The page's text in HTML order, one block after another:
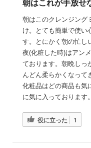
朝はこれが手放せ
朝はこのクレンジング
け。とても簡単で使い
す。とにかく朝の忙し
夜(化粧した時)はアン
ております。朝晩しっ
んどん柔らかくなって
化粧品はどの商品も気
に気に入っております。
役に立った 1